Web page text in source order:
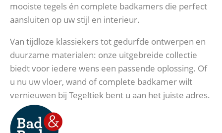
mooiste tegels én complete badkamers die perfect
aansluiten op uw stijl en interieur.
Van tijdloze klassiekers tot gedurfde ontwerpen en
duurzame materialen: onze uitgebreide collectie
biedt voor iedere wens een passende oplossing. Of
u nu uw vloer, wand of complete badkamer wilt
vernieuwen bij Tegeltiek bent u aan het juiste adres.